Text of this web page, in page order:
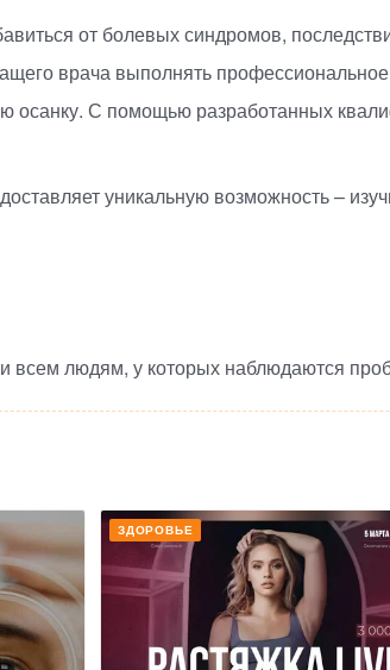
от болевых синдромов,
врача выполнять
осанку. С помощью разработанных
уникальную возможность –
людям, у которых наблюдаются
ЗДОРОВЬЕ